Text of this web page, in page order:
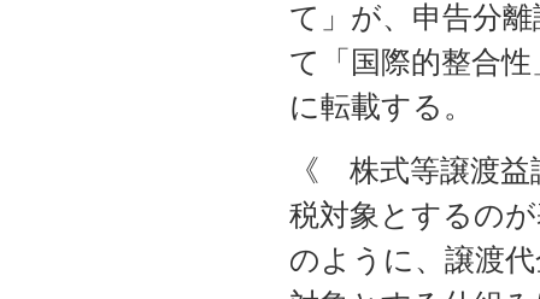
て」が、申告分
て「国際的整合
に転載する。
《 株式等譲渡
税対象とするの
のように、譲渡